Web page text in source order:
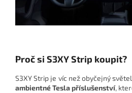
Proč si S3XY Strip koupit?
S3XY Strip je víc než obyčejný
ambientné Tesla příslušenství,